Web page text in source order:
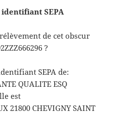
SEPA
de cet obscur
?
SEPA de:
QUALITE ESQ
est
21800 CHEVIGNY SAINT